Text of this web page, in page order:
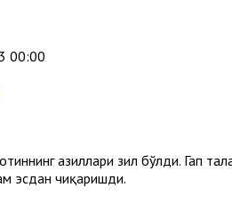
00:00
ҳазиллари зил бўлди. Гап
эсдан чиқаришди.